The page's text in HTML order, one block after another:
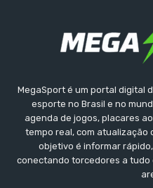
MegaSport é um portal digital
esporte no Brasil e no
agenda de jogos, placares
tempo real, com atualização
objetivo é informar
conectando torcedores a